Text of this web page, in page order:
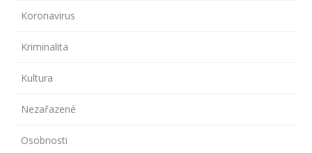
Koronavirus
Kriminalita
Kultura
Nezařazené
Osobnosti